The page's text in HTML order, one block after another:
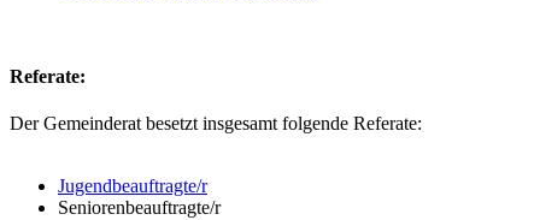
Referate:
Der Gemeinderat besetzt insgesamt folgende Referate:
Jugendbeauftragte/r
Seniorenbeauftragte/r